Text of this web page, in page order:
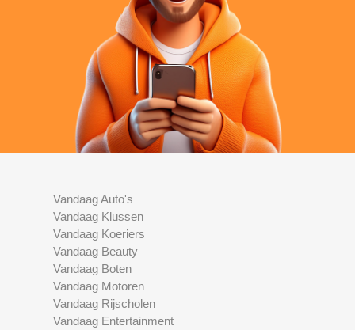
Vandaag Auto's
Vandaag Klussen
Vandaag Koeriers
Vandaag Beauty
Vandaag Boten
Vandaag Motoren
Vandaag Rijscholen
Vandaag Entertainment